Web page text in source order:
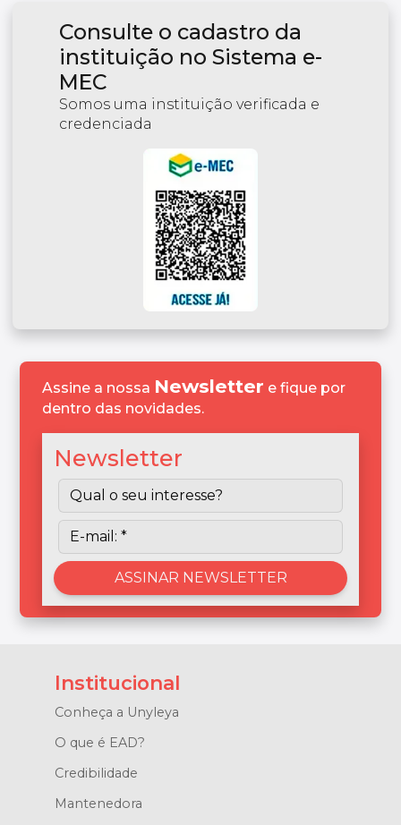
Consulte o cadastro da
instituição no Sistema e-
MEC
Somos uma instituição verificada e
credenciada
Assine a nossa Newsletter e fique por
dentro das novidades.
Newsletter
Institucional
Conheça a Unyleya
O que é EAD?
Credibilidade
Mantenedora